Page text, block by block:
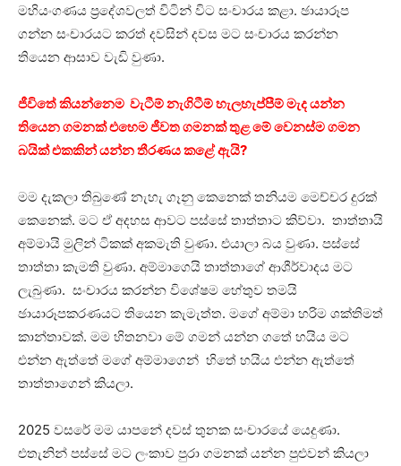
මහියංගණය ප්‍රදේශවලත් විටින් විට සංචාරය කළා. ඡායාරූප
ගන්න සංචාරයට කරත් දවසින් දවස මට සංචාරය කරන්න
තියෙන ආසාව වැඩි වුණා.
ජීවිතේ කියන්නෙම වැටීම් නැගිටීම් හැලහැප්පීම් මැද යන්න
තියෙන ගමනක් එහෙම ජීවත ගමනක් තුළ මේ වෙනස්ම ගමන
බයික් එකකින් යන්න තීරණය කළේ ඇයි?
මම දැකලා තිබුණේ නැහැ ගෑනු කෙනෙක් තනියම මෙච්චර දුරක්
කෙනෙක්. මට ඒ අදහස ආවට පස්සේ තාත්තාට කිව්වා. තාත්තායි
අම්මායි මුලින් ටිකක් අකමැති වුණා. එයාලා බය වුණා. පස්සේ
තාත්තා කැමති වුණා. අම්මාගෙයි තාත්තාගේ ආශීර්වාදය මට
ලැබුණා. සංචාරය කරන්න විශේෂම හේතුව තමයි
ඡායාරූපකරණයට තියෙන කැමැත්ත. මගේ අම්මා හරිම ශක්තිමත්
කාන්තාවක්. මම හිතනවා මේ ගමන් යන්න ගතේ හයිය මට
එන්න ඇත්තේ මගේ අම්මාගෙන් හිතේ හයිය එන්න ඇත්තේ
තාත්තාගෙන් කියලා.
2025 වසරේ මම යාපනේ දවස් තුනක සංචාරයේ යෙදුණා.
එතැනින් පස්සේ මට ලංකාව පුරා ගමනක් යන්න පුළුවන් කියලා